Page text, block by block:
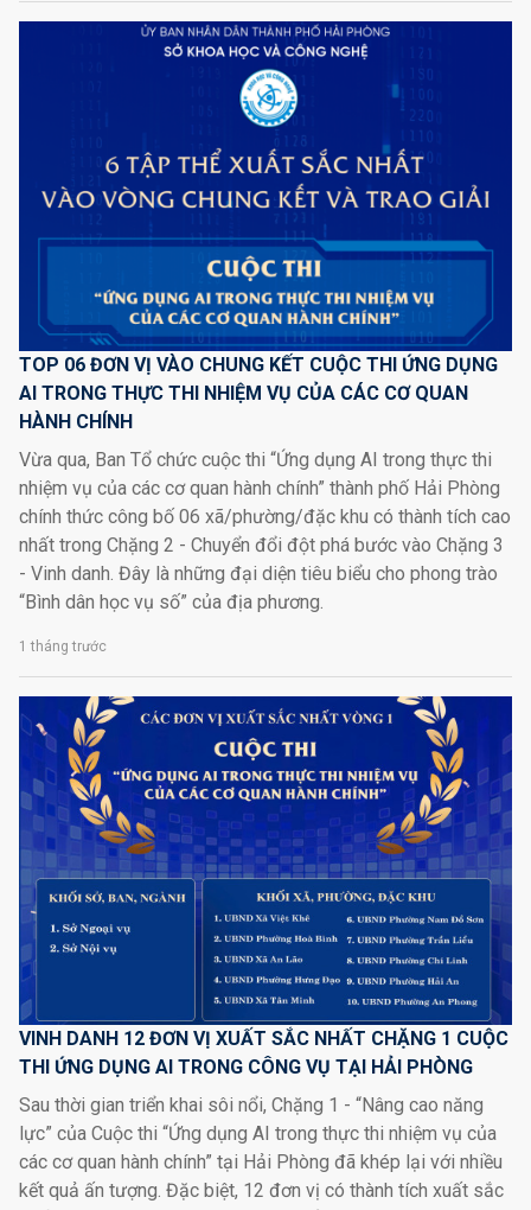
TOP 06 ĐƠN VỊ VÀO CHUNG KẾT CUỘC THI ỨNG DỤNG
AI TRONG THỰC THI NHIỆM VỤ CỦA CÁC CƠ QUAN
HÀNH CHÍNH
Vừa qua, Ban Tổ chức cuộc thi “Ứng dụng AI trong thực thi
nhiệm vụ của các cơ quan hành chính” thành phố Hải Phòng
chính thức công bố 06 xã/phường/đặc khu có thành tích cao
nhất trong Chặng 2 - Chuyển đổi đột phá bước vào Chặng 3
- Vinh danh. Đây là những đại diện tiêu biểu cho phong trào
“Bình dân học vụ số” của địa phương.
1 tháng trước
VINH DANH 12 ĐƠN VỊ XUẤT SẮC NHẤT CHẶNG 1 CUỘC
THI ỨNG DỤNG AI TRONG CÔNG VỤ TẠI HẢI PHÒNG
Sau thời gian triển khai sôi nổi, Chặng 1 - “Nâng cao năng
lực” của Cuộc thi “Ứng dụng AI trong thực thi nhiệm vụ của
các cơ quan hành chính” tại Hải Phòng đã khép lại với nhiều
kết quả ấn tượng. Đặc biệt, 12 đơn vị có thành tích xuất sắc